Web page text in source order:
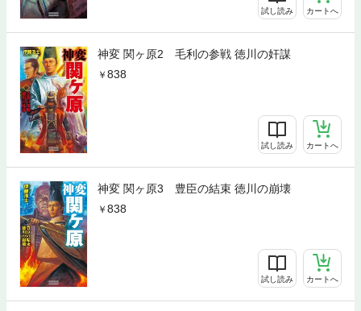
試し読み カートへ
神変 関ヶ原2 毛利の参戦 徳川の奸謀
838
試し読み カートへ
神変 関ヶ原3 豊臣の結束 徳川の崩壊
838
試し読み カートへ